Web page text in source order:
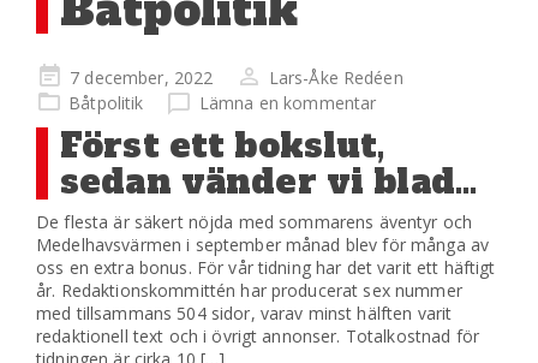
Publicerad
på
7 december, 2022
Lars-Åke Redéen
Båtpolitik
Lämna en kommentar
Först ett bokslut,
sedan vänder vi blad…
De flesta är säkert nöjda med sommarens äventyr och
Medelhavsvärmen i september månad blev för många av
oss en extra bonus. För vår tidning har det varit ett häftigt
år. Redaktionskommittén har producerat sex nummer
med tillsammans 504 sidor, varav minst hälften varit
redaktionell text och i övrigt annonser. Totalkostnad för
tidningen är cirka 10 […]